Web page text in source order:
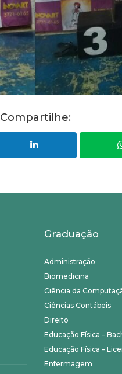
Compartilhe:
Graduação
Administração
Biomedicina
Ciência da
Ciências Contábeis
Direito
Educação Física –
Educação Física –
Enfermagem